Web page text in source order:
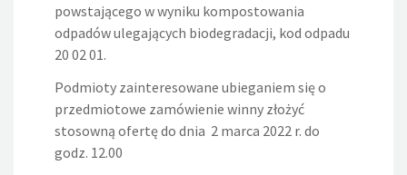
powstającego w wyniku kompostowania
odpadów ulegających biodegradacji, kod odpadu
20 02 01.
Podmioty zainteresowane ubieganiem się o
przedmiotowe zamówienie winny złożyć
stosowną ofertę do dnia 2 marca 2022 r. do
godz. 12.00